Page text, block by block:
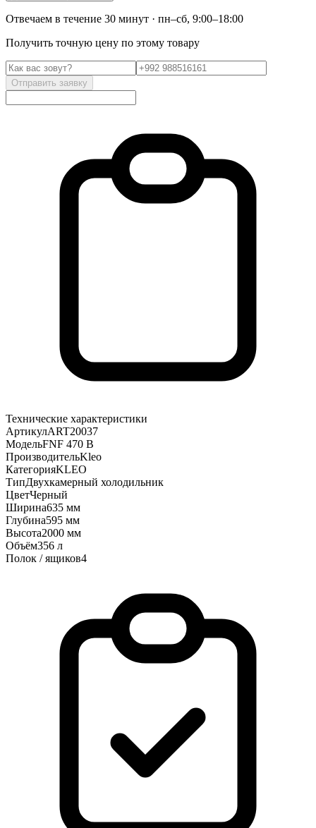
Отвечаем в течение 30 минут · пн–сб, 9:00–18:00
Получить точную цену по этому товару
Отправить заявку
Технические характеристики
АртикулART20037
МодельFNF 470 B
ПроизводительKleo
КатегорияKLEO
ТипДвухкамерный холодильник
ЦветЧерный
Ширина635 мм
Глубина595 мм
Высота2000 мм
Объём356 л
Полок / ящиков4